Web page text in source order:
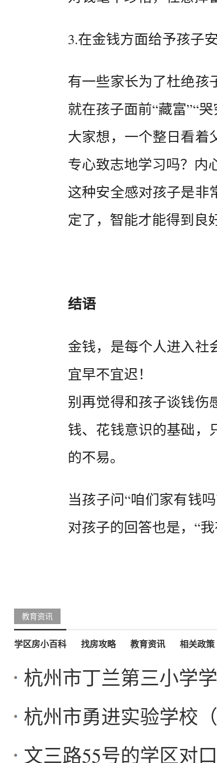
3.在金钱方面给予孩子
有一些家长为了杜绝孩
就在孩子面前“藏富”“
大家想，一个整日看着
专心致志地学习吗？内
这种安全感对孩子是非
定了，智能才能得到良
结语
金钱，是每个人进入社
宜早不宜迟！
别再觉得和孩子谈钱伤
钱、花钱意识的基础，
的不易。
当孩子问“咱们家有钱
对孩子的回答也是，“
教育资讯
学区房小百科 找房攻略 教育资讯 相关政策
杭州市丁兰第三小学
杭州市勇进实验学校
文三路55号的学区对